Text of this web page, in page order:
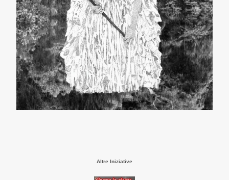
Altre Iniziative